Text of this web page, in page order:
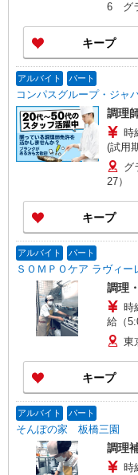
6 グ
キープ
アルバイト パート
コンパスグループ・ジ
調理
時給
(試用期間2ヶ月) 残
分単グ
27）
キープ
アルバイト パート
ＳＯＭＰＯケア ラヴィ
調理
時
給（
まし
の確
記金
い向
社会
東
キープ
アルバイト パート
そんぽの家 板橋三園
調理
時